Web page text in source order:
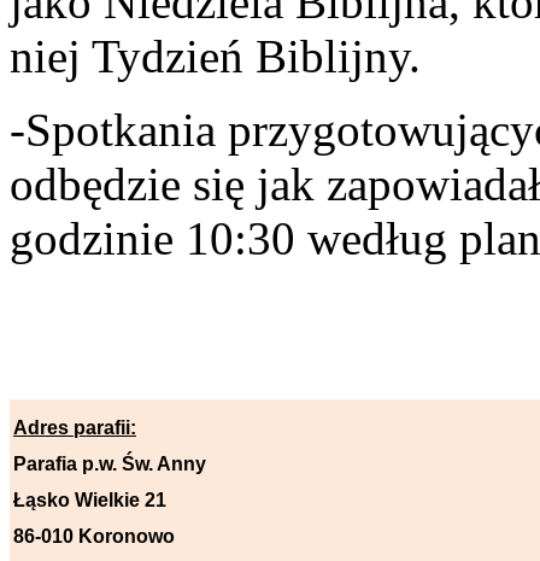
niej Tydzień Biblijny.
-Spotkania
odbędzie się jak
godzinie 10:30 według
Adres parafii:
Parafia p.w. Św. Anny
Łąsko Wielkie 21
86-010 Koronowo